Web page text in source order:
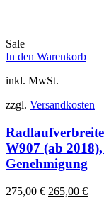
Sale
In den Warenkorb
inkl. MwSt.
zzgl. Versandkosten
W907 (ab
Genehmigung
275,00€ 265,00 €